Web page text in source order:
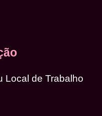
Local de Trabalho